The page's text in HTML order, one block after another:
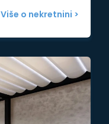
Više o nekretnini >